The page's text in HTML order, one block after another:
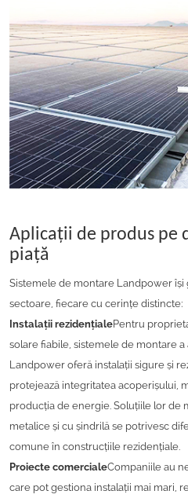
Aplicații de produs pe
piață
Sistemele de montare Landpower își
sectoare, fiecare cu cerințe distincte:
Instalații rezidențialePentru
solare fiabile, sistemele de montare
Landpower oferă instalații sigure și
protejează integritatea acoperișului,
producția de energie. Soluțiile lor de
metalice și cu șindrilă se potrivesc
comune în construcțiile rezidențiale.
Proiecte comercialeCompaniile au
care pot gestiona instalații mai mari,